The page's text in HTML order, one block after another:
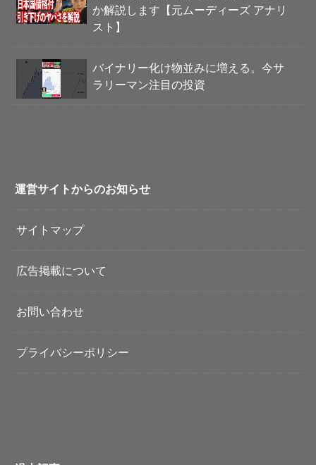
か解説します【元ムーディーズ アナリ
スト】
バイナリー化け物並みに増える。今サ
ラリーマン注目の投資
運営サイトからのお知らせ
サイトマップ
広告掲載について
お問い合わせ
プライバシーポリシー